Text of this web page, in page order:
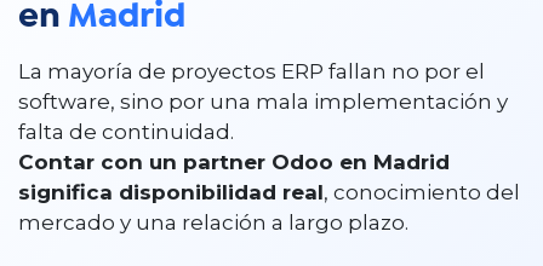
en Madrid
La mayoría de proyectos ERP fallan no por el
software, sino por una mala implementación y
falta de continuidad.
Contar con un partner Odoo en Madrid
significa disponibilidad real, conocimiento del
mercado y una relación a largo plazo.